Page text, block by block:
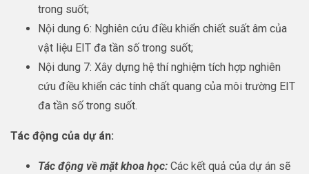
trong suốt;
Nội dung 6: Nghiên cứu điều khiển chiết suất âm của
vật liệu EIT đa tần số trong suốt;
Nội dung 7: Xây dựng hệ thí nghiệm tích hợp nghiên
cứu điều khiển các tính chất quang của môi trường EIT
đa tần số trong suốt.
Tác động của dự án:
Tác động về mặt khoa học: Các kết quả của dự án sẽ